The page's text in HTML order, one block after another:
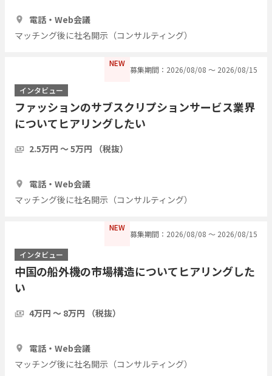
電話・Web会議
マッチング後に社名開示（コンサルティング）
NEW
募集期間：2026/08/08 〜 2026/08/15
インタビュー
ファッションのサブスクリプションサービス業界
についてヒアリングしたい
2.5万円 〜 5万円 （税抜）
電話・Web会議
マッチング後に社名開示（コンサルティング）
NEW
募集期間：2026/08/08 〜 2026/08/15
インタビュー
中国の船外機の市場構造についてヒアリングした
い
4万円 〜 8万円 （税抜）
電話・Web会議
マッチング後に社名開示（コンサルティング）